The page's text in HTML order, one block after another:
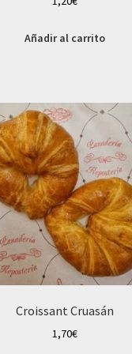
Añadir al carrito
Croissant Cruasán
1,70€